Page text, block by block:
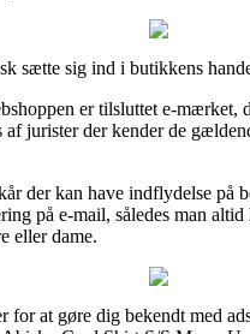
sætte sig ind i butikkens
er tilsluttet e-mærket,
jurister der kender de
der kan have indflydelse
på e-mail, således man
eller dame.
at gøre dig bekendt med